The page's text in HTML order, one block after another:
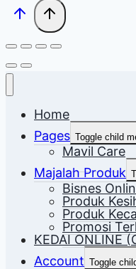
Home
Pages Toggle child
Mavil Care
Majalah Produk
Bisnes
Produk
Produk
Promosi
KEDAI ONLINE
Account Toggle